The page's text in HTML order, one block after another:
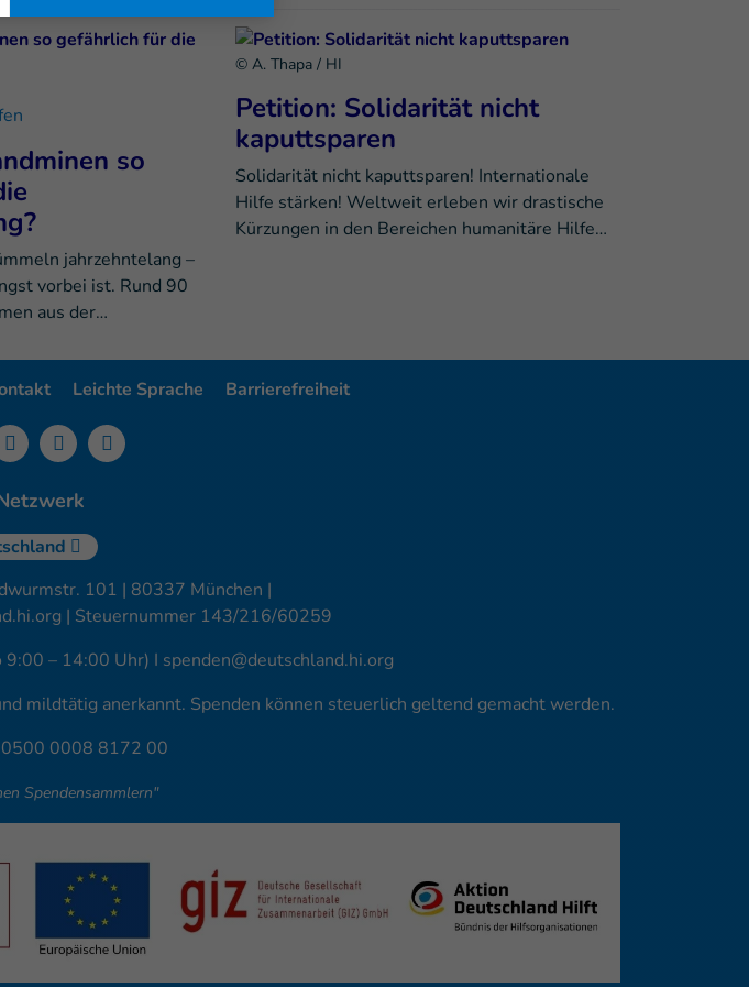
so
jahrzehntelang –
vorbei ist. Rund 90
aus der…
© A. Thapa / HI
Petition: Solidarität nicht
kaputtsparen
Solidarität nicht kaputtsparen! Internationale
Hilfe stärken! Weltweit erleben wir drastische
Kürzungen in den Bereichen humanitäre Hilfe…
Leichte Sprache Barrierefreiheit
101 | 80337 München |
| Steuernummer 143/216/60259
– 14:00 Uhr) I spenden@deutschland.hi.org
mildtätig anerkannt. Spenden können steuerlich geltend gemacht werden.
0008 8172 00
Spendensammlern"